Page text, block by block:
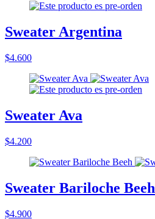
Sweater Argentina
$4.600
Sweater Ava
$4.200
Sweater Bariloche Beeh
$4.900